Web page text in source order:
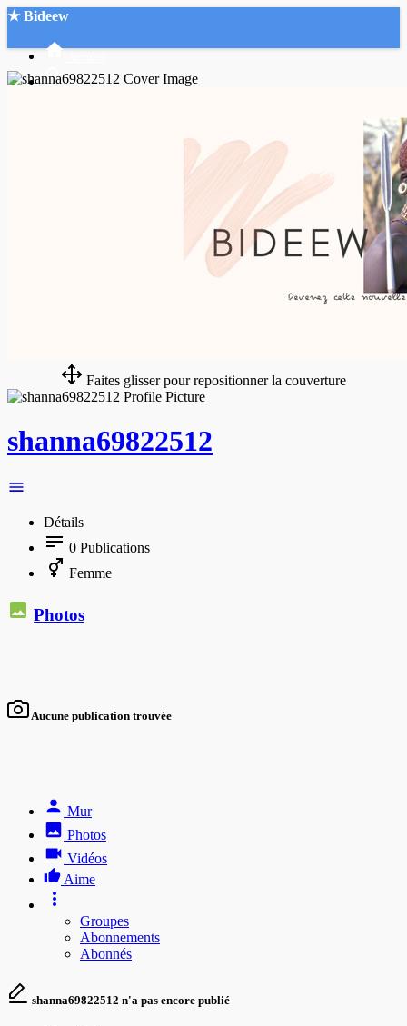
★ Bideew
Faites glisser pour repositionner la couverture
shanna69822512
Détails
0 Publications
Femme
Photos
Aucune publication trouvée
Mur
Photos
Vidéos
Aime
Groupes
Abonnements
Abonnés
shanna69822512 n'a pas encore publié